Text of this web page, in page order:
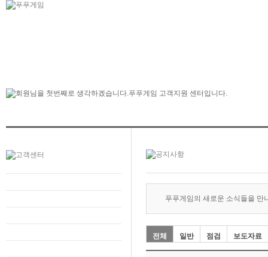
푸푸게임의 새로운 소식들을 만
전체 일반 점검 보도자료